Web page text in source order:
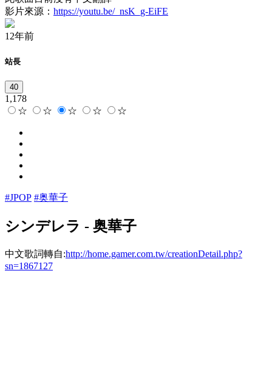
影片來源： https://youtu.be/_nsK_g-EiFE
12年前
站長
40
1,178
☆
☆ ☆ ☆ ☆
#JPOP #奥華子
シンデレラ - 奥華子
中文歌詞轉自:http://home.gamer.com.tw/creationDetail.php?
sn=1867127